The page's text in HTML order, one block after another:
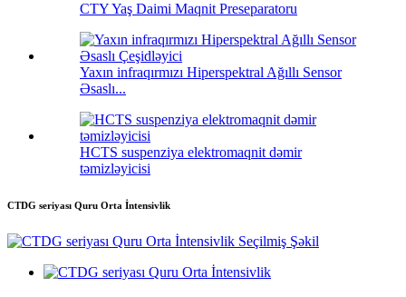
CTY Yaş Daimi Maqnit Preseparatoru
Yaxın infraqırmızı Hiperspektral Ağıllı Sensor
Əsaslı...
HCTS suspenziya elektromaqnit dəmir
təmizləyicisi
CTDG seriyası Quru Orta İntensivlik